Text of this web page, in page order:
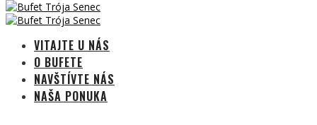
VITAJTE U NÁS
O BUFETE
NAVŠTÍVTE NÁS
NAŠA PONUKA